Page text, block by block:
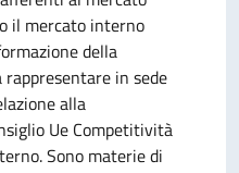
il mercato interno
della
in sede
alla
Ue Competitività
Sono materie di